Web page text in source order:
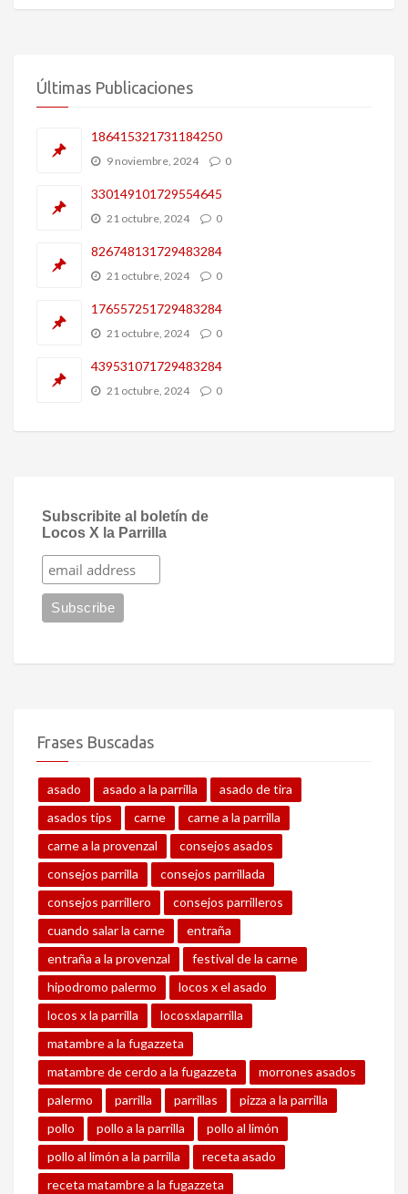
Últimas Publicaciones
186415321731184250
9 noviembre, 2024 0
330149101729554645
21 octubre, 2024 0
826748131729483284
21 octubre, 2024 0
176557251729483284
21 octubre, 2024 0
439531071729483284
21 octubre, 2024 0
Subscribite al boletín de
Locos X la Parrilla
Frases Buscadas
asado asado a la parrilla
asado de tira
asados tips
carne
carne a la parrilla
carne a la provenzal
consejos asados
consejos parrilla
consejos parrillada
consejos parrillero
consejos parrilleros
cuando salar la carne
entraña
entraña a la provenzal
festival de la carne
hipodromo palermo
locos x el asado
locos x la parrilla
locosxlaparrilla
matambre a la fugazzeta
matambre de cerdo a la fugazzeta
morrones asados
palermo
parrilla parrillas
pizza a la parrilla
pollo
pollo a la parrilla
pollo al limón
pollo al limón a la parrilla
receta asado
receta matambre a la fugazzeta